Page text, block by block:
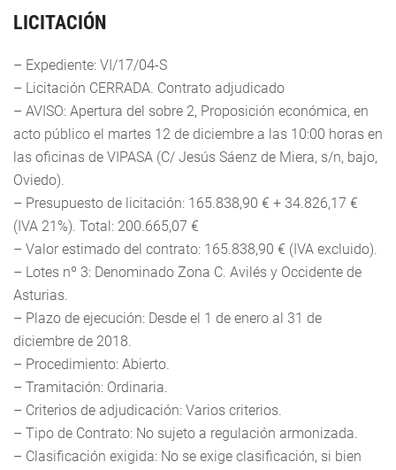
LICITACIÓN
– Expediente: VI/17/04-S
– Licitación CERRADA. Contrato adjudicado
– AVISO: Apertura del sobre 2, Proposición económica, en
acto público el martes 12 de diciembre a las 10:00 horas en
las oficinas de VIPASA (C/ Jesús Sáenz de Miera, s/n, bajo,
Oviedo).
– Presupuesto de licitación: 165.838,90 € + 34.826,17 €
(IVA 21%). Total: 200.665,07 €
– Valor estimado del contrato: 165.838,90 € (IVA excluido).
– Lotes nº 3: Denominado Zona C. Avilés y Occidente de
Asturias.
– Plazo de ejecución: Desde el 1 de enero al 31 de
diciembre de 2018.
– Procedimiento: Abierto.
– Tramitación: Ordinaria.
– Criterios de adjudicación: Varios criterios.
– Tipo de Contrato: No sujeto a regulación armonizada.
– Clasificación exigida: No se exige clasificación, si bien